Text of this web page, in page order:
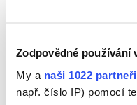
Zodpovědné používání
My a naši 1022 partneři
např. číslo IP) pomocí
počet světel.